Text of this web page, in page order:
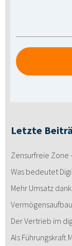
Letzte
Zensurfreie Zone
Was bedeutet
Mehr Umsatz
Der Vertrieb im
Als Führungskraft